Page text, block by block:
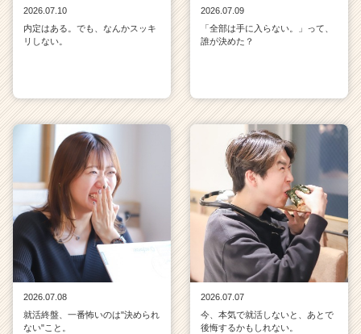
2026.07.10
内定はある。でも、なんかスッキ
リしない。
2026.07.09
「全部は手に入らない。」って、
誰が決めた？
2026.07.08
就活終盤、一番怖いのは"決められ
ない"こと。
2026.07.07
今、本気で就活しないと、あとで
後悔するかもしれない。